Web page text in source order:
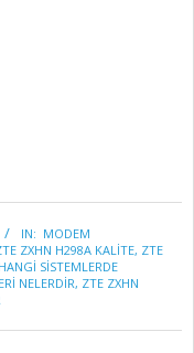
IN: MODEM
ZXHN H298A KALİTE, ZTE
SİSTEMLERDE
NELERDİR, ZTE ZXHN